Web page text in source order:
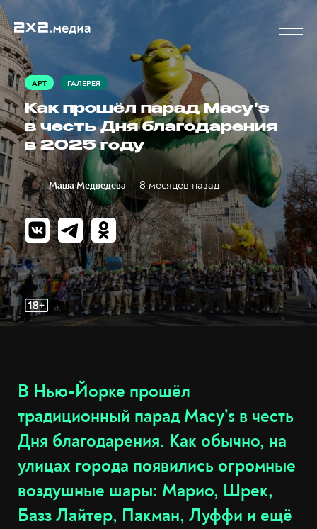
АРТ ГАЛЕРЕЯ
Как прошёл парад Macy's
в честь Дня благодарения
в 2025 году
Маша Медведева — 8 месяцев назад
В Нью-Йорке прошёл
традиционный парад Macy’s в честь
Дня благодарения. Как обычно, на
улицах города появились огромные
воздушные шары: Марио, Шрек,
Базз Лайтер, Пакман, Луффи и ещё